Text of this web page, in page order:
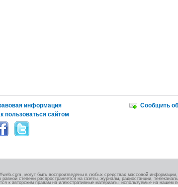
информация
пользоваться сайтом
Сообщить
могут быть воспроизведены в любых средствах массовой
степени распространяется на газеты, журналы, радиостанции,
к авторским правам на иллюстративные материалы, используемые на